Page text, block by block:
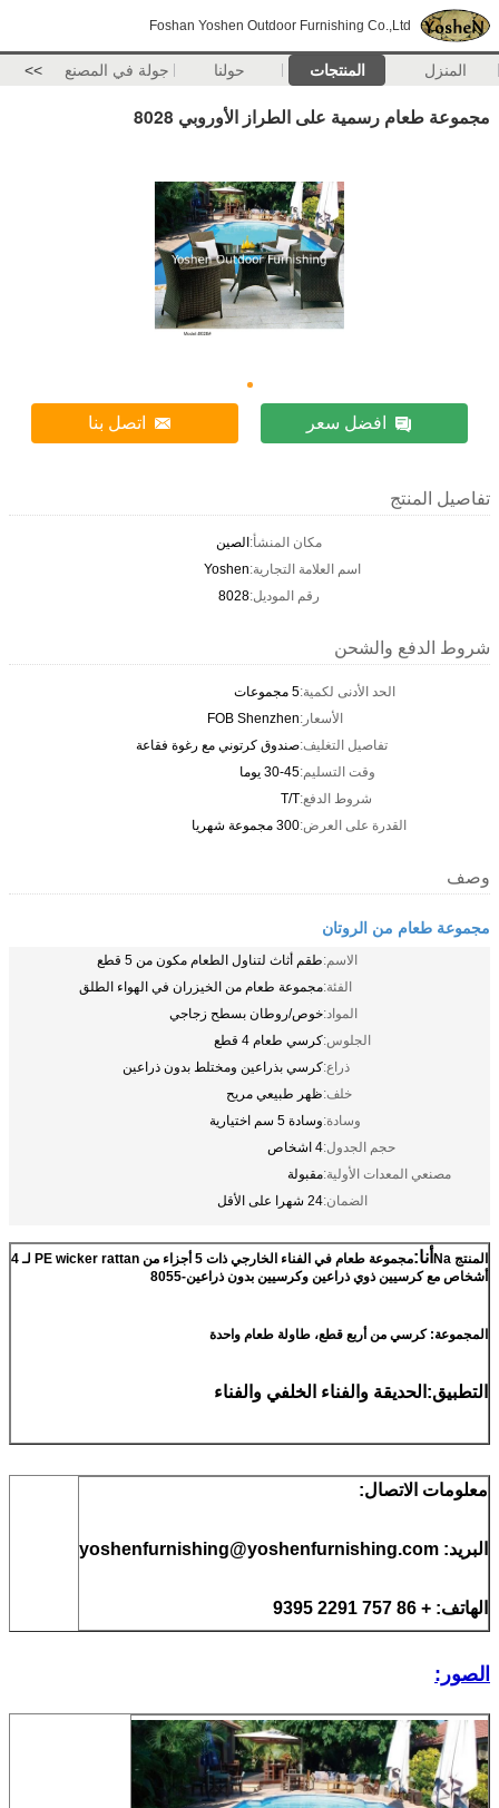
Foshan Yoshen Outdoor Furnishing Co.,Ltd
المنزل المنتجات حولنا جولة في المصنع >>
مجموعة طعام رسمية على الطراز الأوروبي 8028
افضل سعر اتصل بنا
تفاصيل المنتج
مكان المنشأ:الصين
اسم العلامة التجارية:Yoshen
رقم الموديل:8028
شروط الدفع والشحن
الحد الأدنى لكمية:5 مجموعات
الأسعار:FOB Shenzhen
تفاصيل التغليف:صندوق كرتوني مع رغوة فقاعة
وقت التسليم:30-45 يوما
شروط الدفع:T/T
القدرة على العرض:300 مجموعة شهريا
وصف
مجموعة طعام من الروتان
الاسم:طقم أثاث لتناول الطعام مكون من 5 قطع
الفئة:مجموعة طعام من الخيزران في الهواء الطلق
المواد:خوص/روطان بسطح زجاجي
الجلوس:كرسي طعام 4 قطع
ذراع:كرسي بذراعين ومختلط بدون ذراعين
خلف:ظهر طبيعي مريح
وسادة:وسادة 5 سم اختيارية
حجم الجدول:4 اشخاص
مصنعي المعدات الأولية:مقبولة
الضمان:24 شهرا على الأقل
المنتج Na أنا:
مجموعة طعام في الفناء الخارجي ذات 5 أجزاء من PE wicker rattan لـ 4
أشخاص مع كرسيين ذوي ذراعين وكرسيين بدون ذراعين-8055
المجموعة: كرسي من أربع قطع، طاولة طعام واحدة
التطبيق:الحديقة والفناء الخلفي والفناء
معلومات الاتصال:
البريد: yoshenfurnishing@yoshenfurnishing.com
الهاتف: + 86 757 2291 9395
الصور: